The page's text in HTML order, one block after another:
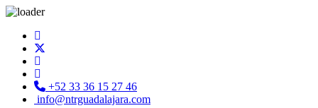
+52 33 36 15 27 46
info@ntrguadalajara.com